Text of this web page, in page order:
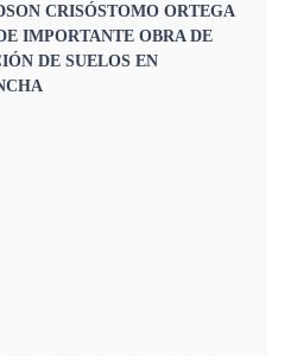
CRISÓSTOMO ORTEGA
IMPORTANTE OBRA DE
DE SUELOS EN